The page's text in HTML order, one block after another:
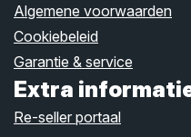
Algemene voorwaarden
Cookiebeleid
Garantie & service
Extra
Re-seller portaal